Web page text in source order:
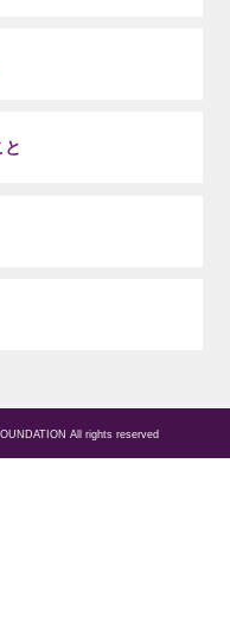
All rights reserved